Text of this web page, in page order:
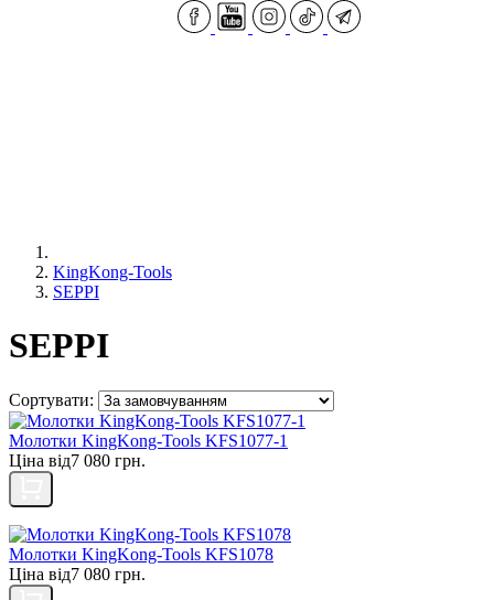
KingKong-Tools
SEPPI
SEPPI
Сортувати:
Молотки KingKong-Tools KFS1077-1
Ціна від7 080 грн.
Молотки KingKong-Tools KFS1078
Ціна від7 080 грн.